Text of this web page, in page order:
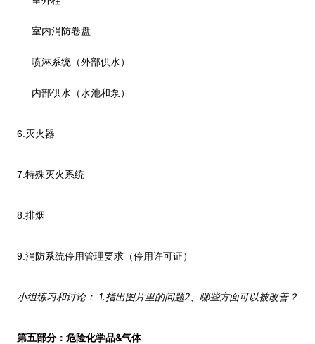
室内消防卷盘
喷淋系统（外部供水）
内部供水（水池和泵）
6. 灭火器
7. 特殊灭火系统
8. 排烟
9. 消防系统停用管理要求（停用许可证）
小组练习和讨论： 1.指出图片里的问题2 、哪些方面可以被改善？
第五部分：危险化学品&气体